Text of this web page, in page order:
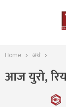
Home अर्थ
आज युरो,